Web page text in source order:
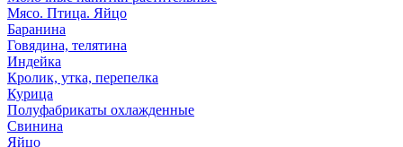
Мясо. Птица. Яйцо
Баранина
Говядина, телятина
Индейка
Кролик, утка, перепелка
Курица
Полуфабрикаты охлажденные
Свинина
Яйцо